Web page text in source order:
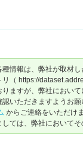
情報は、弊社が取材
（ https://
ますが、弊社におい
いただきますようお
からご連絡をいただけ
ては、弊社において